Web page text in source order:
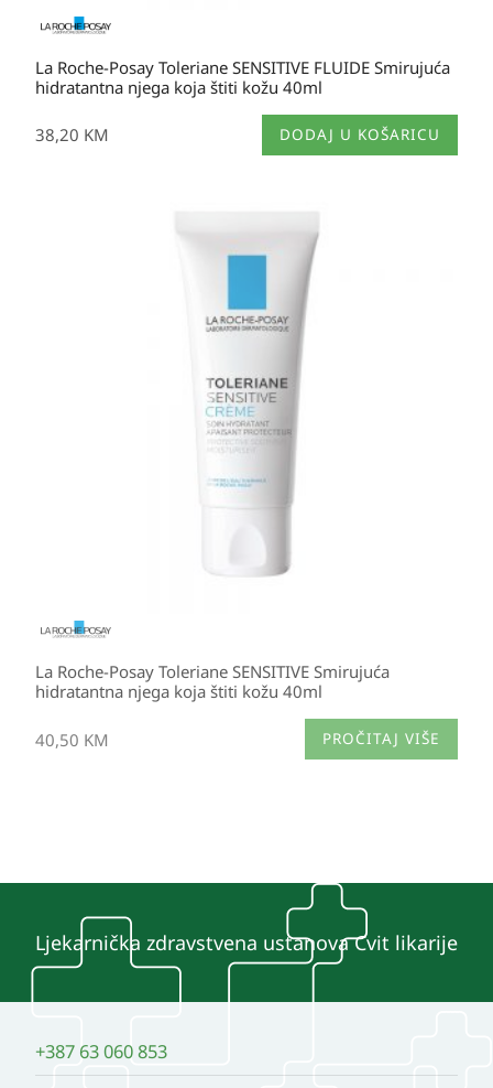
La Roche-Posay Toleriane SENSITIVE FLUIDE Smirujuća
hidratantna njega koja štiti kožu 40ml
38,20 KM DODAJ U KOŠARICU
La Roche-Posay Toleriane SENSITIVE Smirujuća
hidratantna njega koja štiti kožu 40ml
40,50 KM PROČITAJ VIŠE
Ljekarnička zdravstvena ustanova Cvit likarije
+387 63 060 853